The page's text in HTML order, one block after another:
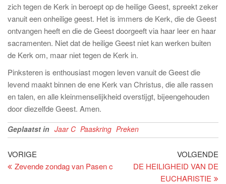
zich tegen de Kerk in beroept op de heilige Geest, spreekt zeker
vanuit een onheilige geest. Het is immers de Kerk, die de Geest
ontvangen heeft en die de Geest doorgeeft via haar leer en haar
sacramenten. Niet dat de heilige Geest niet kan werken buiten
de Kerk om, maar niet tegen de Kerk in.
Pinksteren is enthousiast mogen leven vanuit de Geest die
levend maakt binnen de ene Kerk van Christus, die alle rassen
en talen, en alle kleinmenselijkheid overstijgt, bijeengehouden
door diezelfde Geest. Amen.
Geplaatst in Jaar C Paaskring Preken
Bericht
navigatie
Vorig
bericht
VORIGE
Zevende zondag van Pasen c
VOLGENDE
DE HEILIGHEID VAN DE
EUCHARISTIE